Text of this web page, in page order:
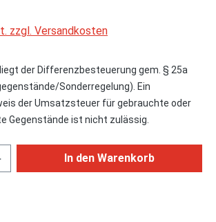
zzgl. Versandkosten
der Differenzbesteuerung gem. § 25a
Sonderregelung). Ein
der Umsatzsteuer für gebrauchte oder
Gegenstände ist nicht zulässig.
Gib den gewünschten
In den Warenkorb